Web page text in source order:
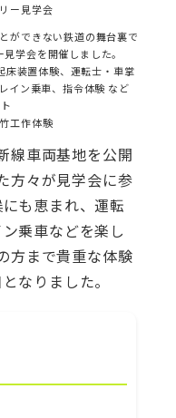
ー見学会
ができない鉄道の舞台裏で
学会を開催しました。
装置体験、運転士・車掌
イン乗車、指令体験 など
工作体験
線車両基地を公開
方々が見学会に参
も恵まれ、運転
乗車などを楽し
方まで貴重な体験
なりました。